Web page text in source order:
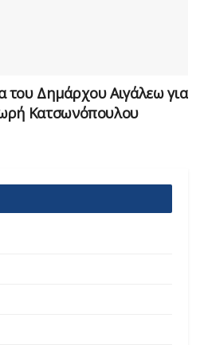
του Δημάρχου Αιγάλεω για
Κατσωνόπουλου